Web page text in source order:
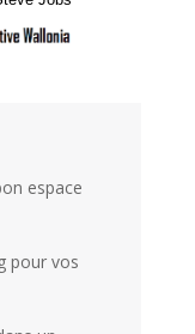
espace
pour vos